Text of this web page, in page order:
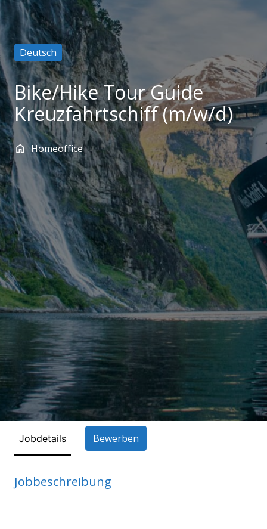
Deutsch
Bike/Hike Tour Guide
Kreuzfahrtschiff (m/w/d)
Homeoffice
Jobdetails Bewerben
Jobbeschreibung